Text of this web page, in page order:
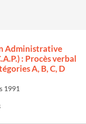
Administrative
: Procès verbal
A, B, C, D
1991